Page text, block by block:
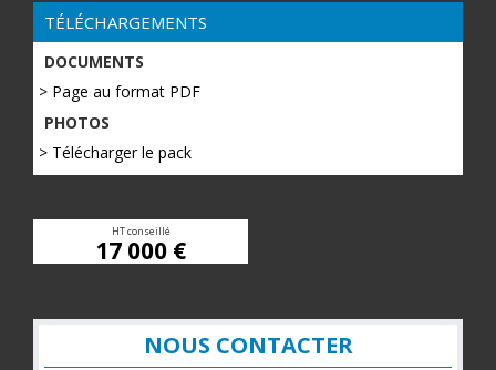
TÉLÉCHARGEMENTS
DOCUMENTS
> Page au format PDF
PHOTOS
> Télécharger le pack
HT conseillé
17 000 €
NOUS CONTACTER